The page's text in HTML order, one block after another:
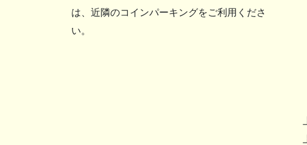
は、近隣のコインパーキングをご利用くださ
い。